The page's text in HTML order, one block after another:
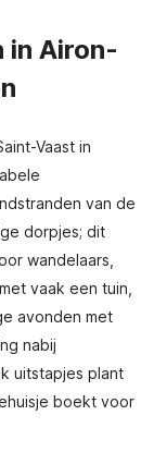
in Airon-
Vaast in
van de
dorpjes; dit
wandelaars,
vaak een tuin,
avonden met
nabij
uitstapjes plant
boekt voor